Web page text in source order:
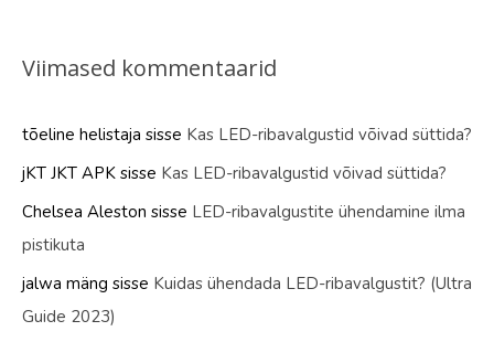
Viimased kommentaarid
tõeline helistaja sisse Kas LED-ribavalgustid võivad süttida?
jKT JKT APK sisse Kas LED-ribavalgustid võivad süttida?
Chelsea Aleston sisse LED-ribavalgustite ühendamine ilma
pistikuta
jalwa mäng sisse Kuidas ühendada LED-ribavalgustit? (Ultra
Guide 2023)